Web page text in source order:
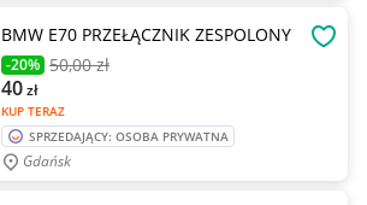
BMW E70 PRZEŁĄCZNIK ZESPOLONY
-20% 50,00 zł
KUP TERAZ
40zł
SPRZEDAJĄCY: OSOBA PRYWATNA
Gdańsk